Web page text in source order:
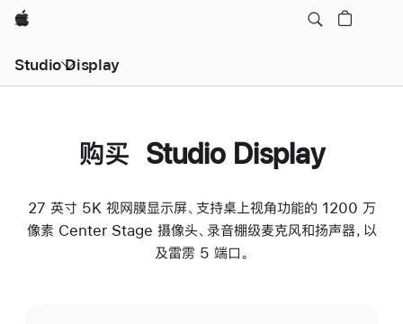
Apple
Studio Display
购买 Studio Display
27 英寸 5K 视网膜显示屏、支持桌上视角功能的 1200 万
像素 Center Stage 摄像头、录音棚级麦克风和扬声器，以
及雷雳 5 端口。